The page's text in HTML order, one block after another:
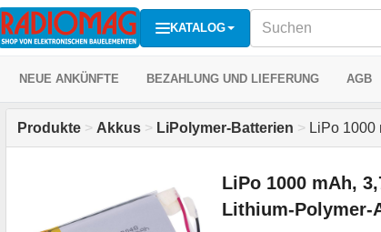
KATALOG
NEUE ANKÜNFTE BEZAHLUNG UND LIEFERUNG AGB
Produkte > Akkus > LiPolymer-Batterien > LiPo
LiPo 1000 mAh,
Lithium-Polymer-